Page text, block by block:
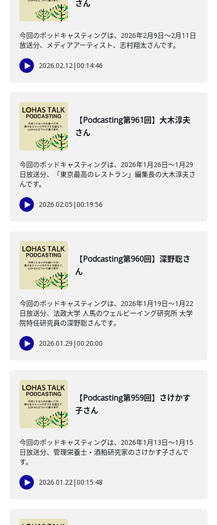
さん
今回のポッドキャスティングは、2026年2月9日〜2月11日
放送分、メディアアーティスト、志村翔太さんです。
2026.02.12|00:14:46
【Podcasting第961回】大木淳夫
さん
今回のポッドキャスティングは、2026年1月26日〜1月29
日放送分、「東京最高のレストラン」編集長の大木淳夫さ
んです。
2026.02.05 |00:19:56
【Podcasting第960回】深野聡さ
ん
今回のポッドキャスティングは、2026年1月19日〜1月22
日放送分、法政大学 人馬のウェルビーイング研究所 大学
院特任研究員の深野聡さんです。
2026.01.29 |00:20:00
【Podcasting第959回】さけかす
子さん
今回のポッドキャスティングは、2026年1月13日〜1月15
日放送分、管理栄養士・酒粕研究家のさけかす子さんで
す。
2026.01.22|00:15:48